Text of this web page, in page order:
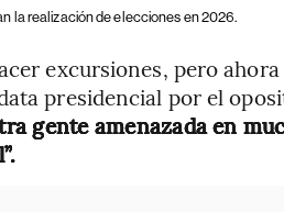
la realización de elecciones en 2026.
excursiones, pero
presidencial por el
gente amenazada en